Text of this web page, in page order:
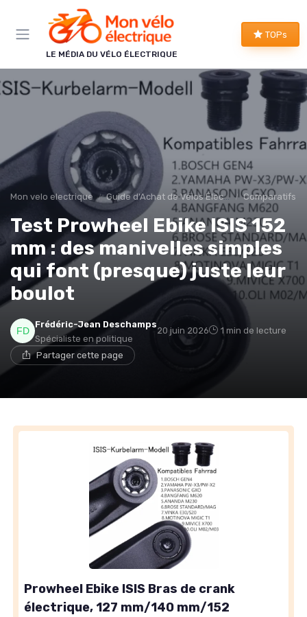
LE MÉDIA DU VÉLO ÉLECTRIQUE
TOPs
Mon velo electrique Guide d'Achat de Vélos Électriques Comparatifs
Test Prowheel Ebike ISIS 152
mm : des manivelles simples
qui font (presque) juste leur
boulot
Frédéric-Jean Deschamps
Spécialiste en politique
20 juin 2026 1 min de lecture
Partager cette page
Prowheel Ebike ISIS Bras de crank
électrique, 127 mm/140 mm/152
Panneau de gestion des cookies